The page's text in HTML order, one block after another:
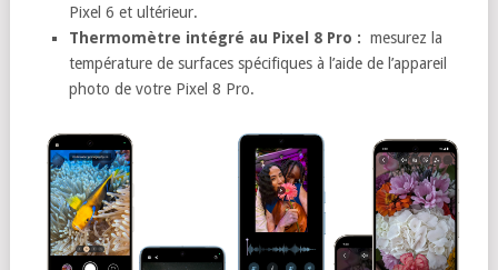
Pixel 6 et ultérieur.
Thermomètre intégré au Pixel 8 Pro : mesurez la
température de surfaces spécifiques à l’aide de l’appareil
photo de votre Pixel 8 Pro.